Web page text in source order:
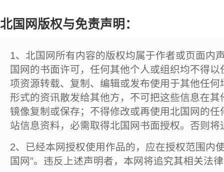
北国网版权与免责声明：
1、北国网所有内容的版权均属于作者或页面内
国网的书面许可，任何其他个人或组织均不得
项资源转载、复制、编辑或发布使用于其他任
形式的资讯散发给其他方，不可把这些信息在
镜像复制或保存；不得修改或再使用北国网的
站信息资料，必需取得北国网书面授权。否则将
2、已经本网授权使用作品的，应在授权范围内
国网”。违反上述声明者，本网将追究其相关法